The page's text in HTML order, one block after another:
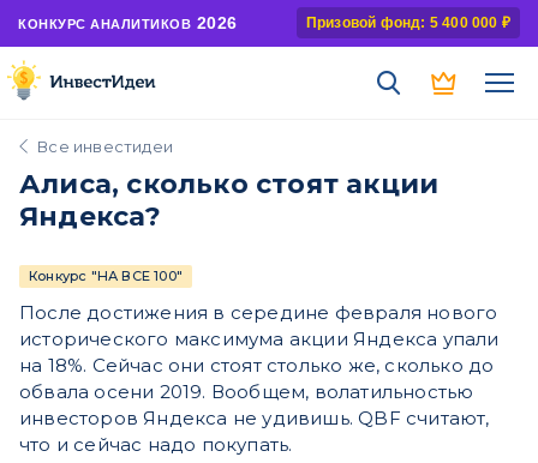
КОНКУРС АНАЛИТИКОВ 2026 Призовой фонд: 5 400 000 ₽
Все инвестидеи
Алиса, сколько стоят акции
Яндекса?
Конкурс "НА ВСЕ 100"
После достижения в середине февраля нового
исторического максимума акции Яндекса упали
на 18%. Сейчас они стоят столько же, сколько до
обвала осени 2019. Вообщем, волатильностью
инвесторов Яндекса не удивишь. QBF считают,
что и сейчас надо покупать.